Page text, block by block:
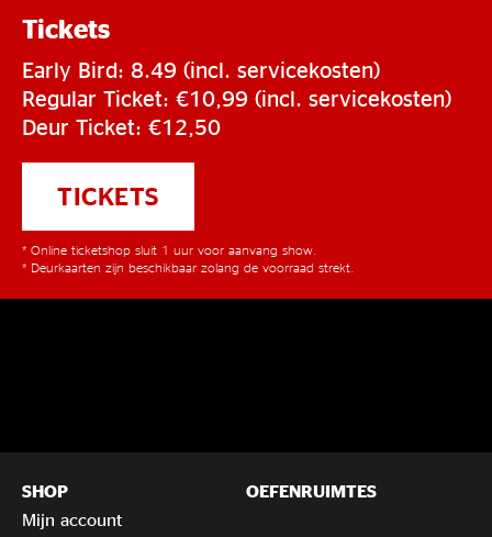
Tickets
Early Bird: 8.49 (incl. servicekosten)
Regular Ticket: €10,99 (incl. servicekosten)
Deur Ticket: €12,50
TICKETS
* Online ticketshop sluit 1 uur voor aanvang show.
* Deurkaarten zijn beschikbaar zolang de voorraad strekt.
SHOP
Mijn account
OEFENRUIMTES